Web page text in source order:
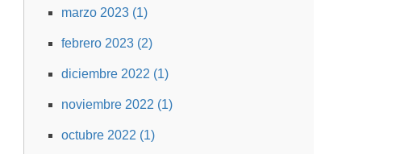
marzo 2023 (1)
febrero 2023 (2)
diciembre 2022 (1)
noviembre 2022 (1)
octubre 2022 (1)